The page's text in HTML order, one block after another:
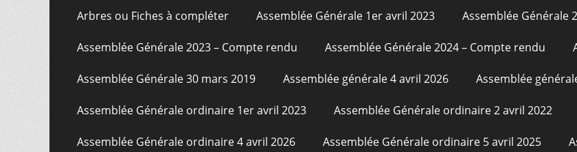
Arbres ou Fiches à compléter Assemblée Générale 1er avril 2023 Assemblée Générale
Assemblée Générale 2023 – Compte rendu Assemblée Générale 2024 – Compte rendu
Assemblée Générale 30 mars 2019 Assemblée générale 4 avril 2026 Assemblée
Assemblée Générale ordinaire 1er avril 2023 Assemblée Générale ordinaire 2 avril 2022
Assemblée Générale ordinaire 4 avril 2026 Assemblée Générale ordinaire 5 avril 2025